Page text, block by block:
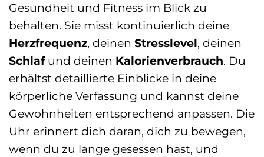
Gesundheit und Fitness im Blick zu
behalten. Sie misst kontinuierlich deine
Herzfrequenz, deinen Stresslevel, deinen
Schlafund deinen Kalorienverbrauch. Du
erhältst detaillierte Einblicke in deine
körperliche Verfassung und kannst deine
Gewohnheiten entsprechend anpassen. Die
Uhr erinnert dich daran, dich zu bewegen,
wenn du zu lange gesessen hast, und